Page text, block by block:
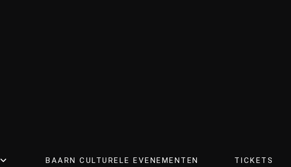
BAARN CULTURELE EVENEMENTEN TICKETS